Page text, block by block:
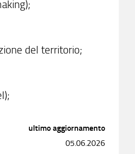
del territorio;
ultimo aggiornamento
05.06.2026